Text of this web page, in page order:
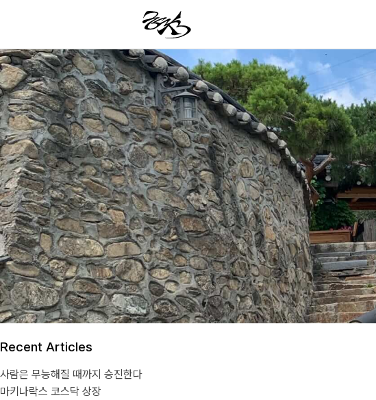
Recent Articles
사람은 무능해질 때까지 승진한다
마키나락스 코스닥 상장